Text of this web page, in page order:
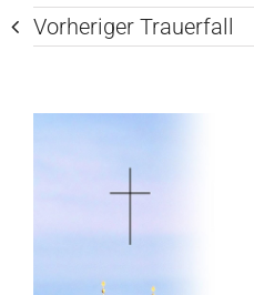
Vorheriger Trauerfall